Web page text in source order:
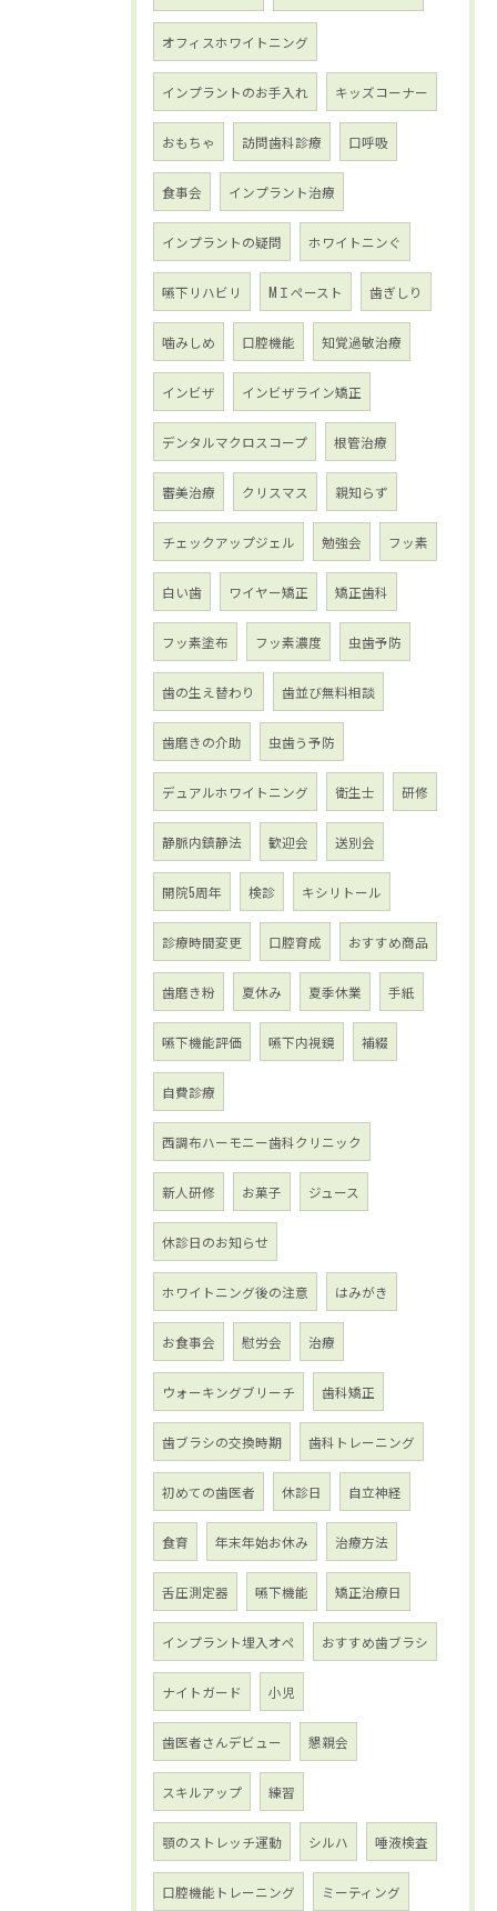
オフィスホワイトニング
インプラントのお手入れ キッズコーナー
おもちゃ 訪問歯科診療 口呼吸
食事会 インプラント治療
インプラントの疑問 ホワイトニンぐ
嚥下リハビリ МＩペースト 歯ぎしり
噛みしめ 口腔機能 知覚過敏治療
インビザ インビザライン矯正
デンタルマクロスコープ 根管治療
審美治療 クリスマス 親知らず
チェックアップジェル 勉強会 フッ素
白い歯 ワイヤー矯正 矯正歯科
フッ素塗布 フッ素濃度 虫歯予防
歯の生え替わり 歯並び無料相談
歯磨きの介助 虫歯う予防
デュアルホワイトニング 衛生士 研修
静脈内鎮静法 歓迎会 送別会
開院5周年 検診 キシリトール
診療時間変更 口腔育成 おすすめ商品
歯磨き粉 夏休み 夏季休業 手紙
嚥下機能評価 嚥下内視鏡 補綴
自費診療
西調布ハーモニー歯科クリニック
新人研修 お菓子 ジュース
休診日のお知らせ
ホワイトニング後の注意 はみがき
お食事会 慰労会 治療
ウォーキングブリーチ 歯科矯正
歯ブラシの交換時期 歯科トレーニング
初めての歯医者 休診日 自立神経
食育 年末年始お休み 治療方法
舌圧測定器 嚥下機能 矯正治療日
インプラント埋入オペ おすすめ歯ブラシ
ナイトガード 小児
歯医者さんデビュー 懇親会
スキルアップ 練習
顎のストレッチ運動 シルハ 唾液検査
口腔機能トレーニング ミーティング